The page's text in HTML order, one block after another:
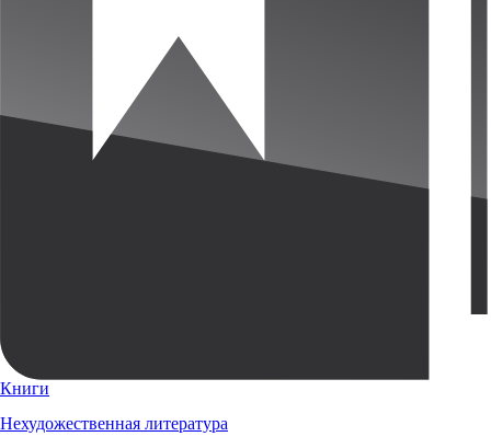
Книги
Нехудожественная литература